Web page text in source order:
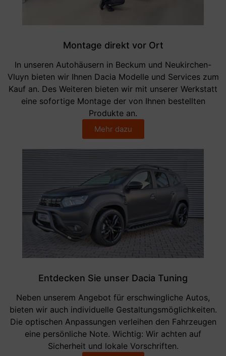
Montage direkt vor Ort
In unseren Autohäusern in Beckum und Neukirchen-
Vluyn bieten wir Ihnen Dacia Modelle und Services zum
Kauf an. Des Weiteren bieten wir mit unserer Werkstatt
eine sofortige Montage der von Ihnen bestellten
Produkte an.
Mehr dazu
Entdecken Sie unser Dacia Tuning
Neben unserem Angebot für erschwingliche Autos,
bieten wir auch individuelle Gestaltungsmöglichkeiten.
Die optischen Anpassungen verleihen den Fahrzeugen
eine persönliche Note. Wichtig: Wir achten auf
Sicherheit und lokale Vorschriften.